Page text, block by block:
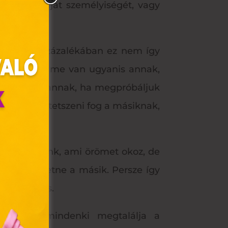
a saját személyiségét, vagy
nagy százalékában ez nem így
értelme van ugyanis annak,
mint annak, ha megpróbáljuk
hogy tetszeni fog a másiknak,
adhatnánk, ami örömet okoz, de
mit szeretne a másik. Persze így
mindenki megtalálja a
Ön